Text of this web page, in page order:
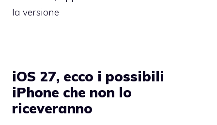
la versione
iOS 27, ecco i possibili
iPhone che non lo
riceveranno